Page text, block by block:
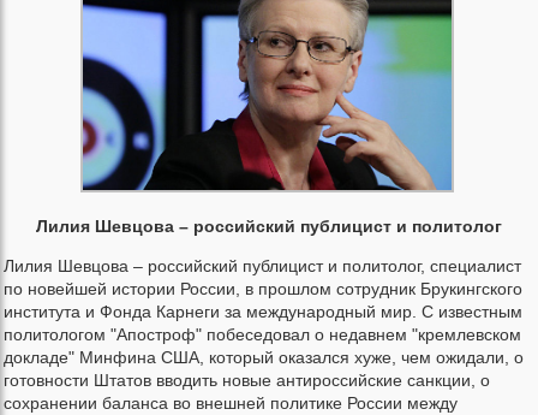
Лилия Шевцова – российский публицист и политолог
Лилия Шевцова – российский публицист и политолог, специалист
по новейшей истории России, в прошлом сотрудник Брукингского
института и Фонда Карнеги за международный мир. С известным
политологом "Апостроф" побеседовал о недавнем "кремлевском
докладе" Минфина США, который оказался хуже, чем ожидали, о
готовности Штатов вводить новые антироссийские санкции, о
сохранении баланса во внешней политике России между